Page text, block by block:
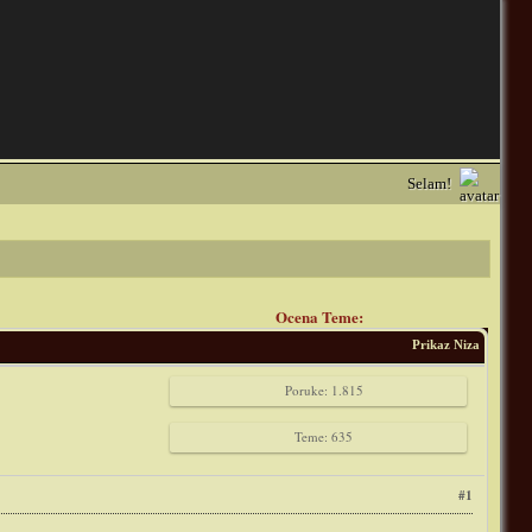
Selam!
Ocena Teme:
Prikaz Niza
Poruke: 1.815
Teme: 635
#1